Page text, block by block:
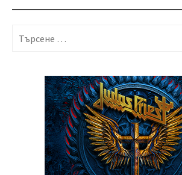
за: